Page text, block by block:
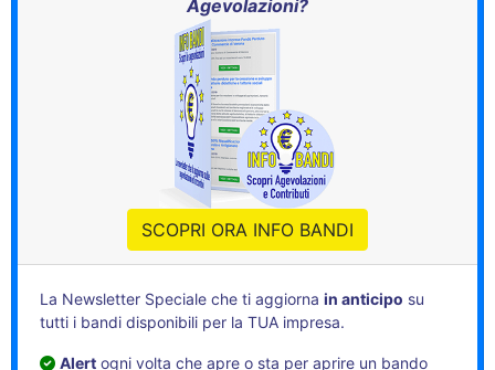
Agevolazioni?
SCOPRI ORA INFO BANDI
La Newsletter Speciale che ti aggiorna in anticipo su
tutti i bandi disponibili per la TUA impresa.
Alert ogni volta che apre o sta per aprire un bando